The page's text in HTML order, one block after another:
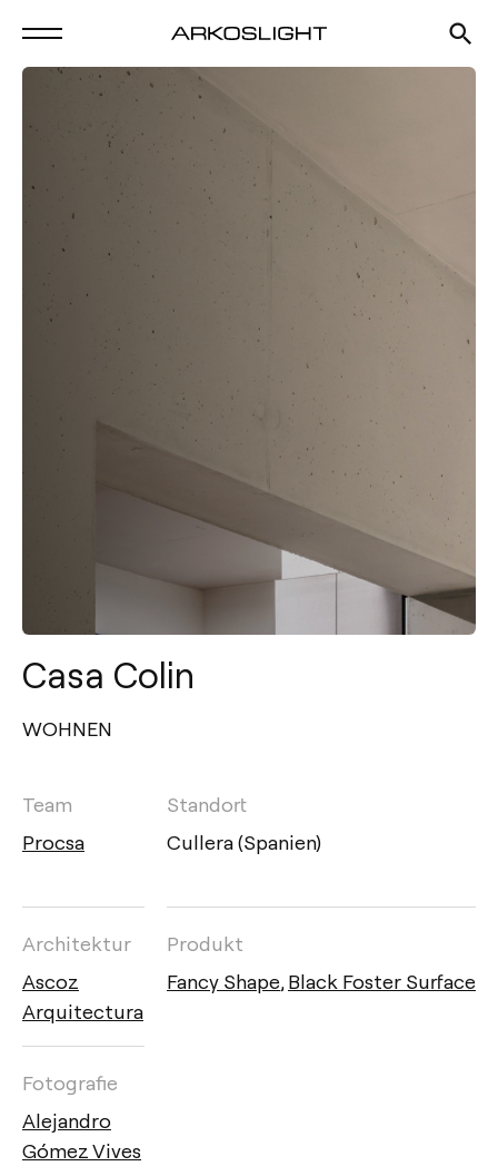
Casa Colin
WOHNEN
Team
Procsa
Standort
Cullera (Spanien)
Architektur
Ascoz
Arquitectura
Fotografie
Alejandro
Gómez Vives
Produkt
Fancy Shape,Black Foster Surface